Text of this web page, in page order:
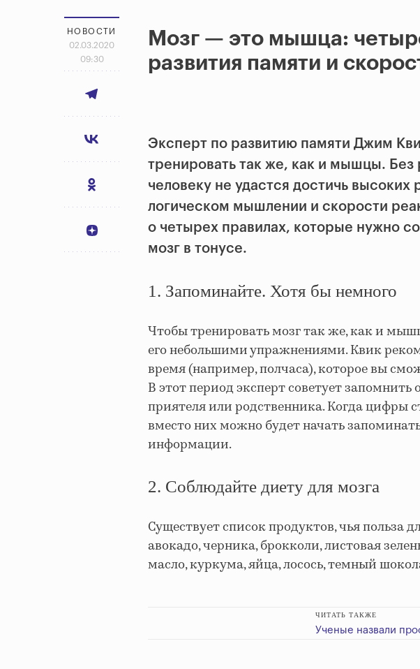
НОВОСТИ
02.03.2020
09:30
Мозг — это мышца:
развития памяти и
Эксперт по развитию памяти Джим
тренировать так же, как и мышцы. Без
человеку не удастся достичь высоких
логическом мышлении и скорости
о четырех правилах, которые нужно
мозг в тонусе.
1. Запоминайте. Хотя бы немного
Чтобы тренировать мозг так же, как и
его небольшими упражнениями. Квик
время (например, полчаса), которое вы
В этот период эксперт советует запомнить
приятеля или родственника. Когда цифры
вместо них можно будет начать
информации.
2. Соблюдайте диету для мозга
Существует список продуктов, чья польза
авокадо, черника, брокколи, листовая
масло, куркума, яйца, лосось, темный
ЧИТАТЬ ТАКЖЕ
Ученые назвали